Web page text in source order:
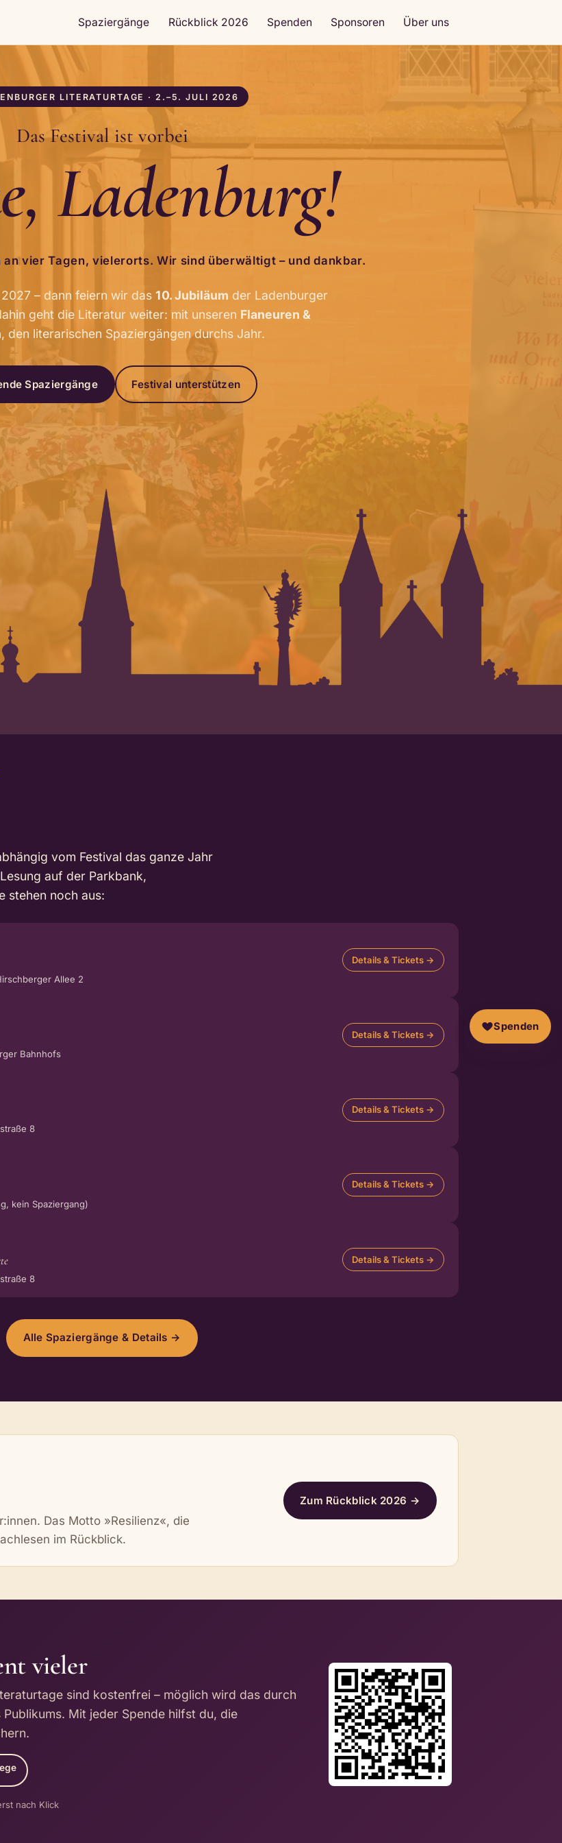
Spaziergänge Rückblick 2026 Spenden Sponsoren Über uns
LITERATURTAGE · 2.–5. JULI 2026
Das Festival ist vorbei
Ladenburg!
vier Tagen, vielerorts. Wir sind überwältigt – und dankbar.
– dann feiern wir das 10. Jubiläum der Ladenburger
geht die Literatur weiter: mit unseren Flaneuren &
, den literarischen Spaziergängen durchs Jahr.
Spaziergänge Festival unterstützen
vom Festival das ganze Jahr
auf der Parkbank,
stehen noch aus:
Allee 2
Details & Tickets →
Bahnhofs
Details & Tickets →
8
Details & Tickets →
kein Spaziergang)
Details & Tickets →
8
Details & Tickets →
Alle Spaziergänge & Details →
Das Motto »Resilienz«, die
im Rückblick.
Zum Rückblick 2026 →
vieler
sind kostenfrei – möglich wird das durch
Mit jeder Spende hilfst du, die
nach Klick
Spenden